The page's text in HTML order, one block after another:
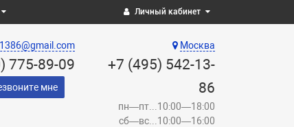
Личный кабинет
Москва
+7 (495) 542-13-
86
пн—пт...10:00—18:00
сб—вс...10:00—16:00
775-89-09
мне